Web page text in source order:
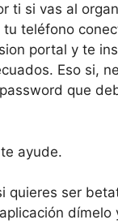
ti si vas al
tu teléfono
portal y te
Eso si,
que
ayude.
quieres ser
dímelo